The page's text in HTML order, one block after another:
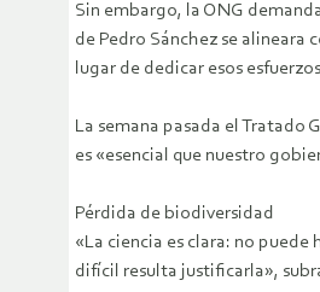
Sin embargo, la ONG
de Pedro Sánchez se
lugar de dedicar esos
La semana pasada el Tratado
es «esencial que nuestro
Pérdida de biodiversidad
«La ciencia es clara: no
difícil resulta justificarla»,